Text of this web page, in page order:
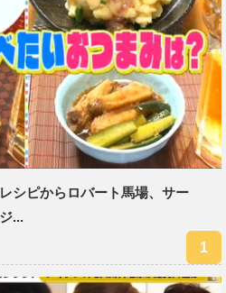
シピからロバート馬場、サー
...